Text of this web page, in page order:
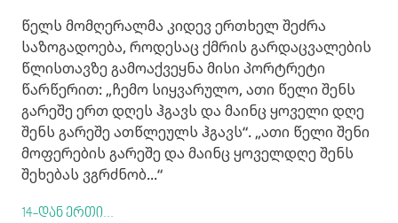
წელს მომღერალმა კიდევ ერთხელ შეძრა
საზოგადოება, როდესაც ქმრის გარდაცვალების
წლისთავზე გამოაქვეყნა მისი პორტრეტი
წარწერით: „ჩემო სიყვარულო, ათი წელი შენს
გარეშე ერთ დღეს ჰგავს და მაინც ყოველი დღე
შენს გარეშე ათწლეულს ჰგავს“. „ათი წელი შენი
მოფერების გარეშე და მაინც ყოველდღე შენს
შეხებას ვგრძნობ...“
14-დან ერთი...